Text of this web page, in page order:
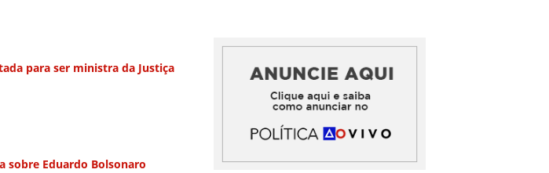
para ser ministra da Justiça
sobre Eduardo Bolsonaro